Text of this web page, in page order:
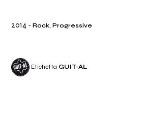
2014 -Rock, Progressive
Etichetta GUIT-AL